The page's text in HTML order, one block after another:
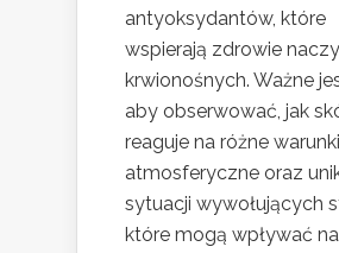
antyoksydantów, które
wspierają zdrowie
krwionośnych. Ważne
aby obserwować, jak
reaguje na różne warunki
atmosferyczne oraz
sytuacji wywołujących
które mogą wpływać na